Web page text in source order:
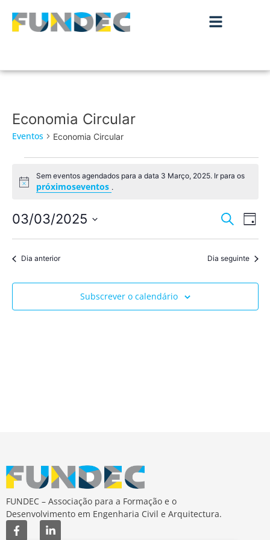
Economia Circular
Eventos Economia Circular
Aviso
Sem eventos agendados para a data 3 Março, 2025. Ir para os
próximoseventos .
de
e
Pesquisar
de
de
Dia
03/03/2025
a
data.Dia anterior Dia seguinte
Subscrever o calendário
FUNDEC – Associação para a Formação e o
Desenvolvimento em Engenharia Civil e Arquitectura.